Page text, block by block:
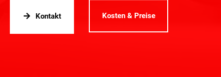
Kontakt Kosten & Preise